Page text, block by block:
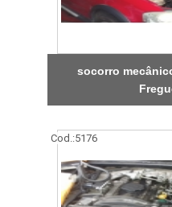
socorro
Cod.:5176